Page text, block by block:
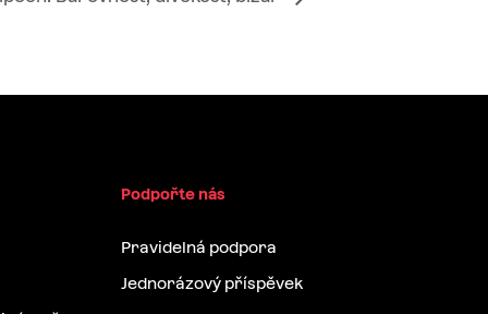
Podpořte nás
Pravidelná podpora
Jednorázový příspěvek